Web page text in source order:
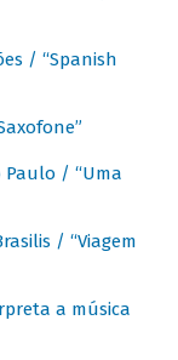
/ “Spanish
Paulo / “Uma
/ “Viagem
a música